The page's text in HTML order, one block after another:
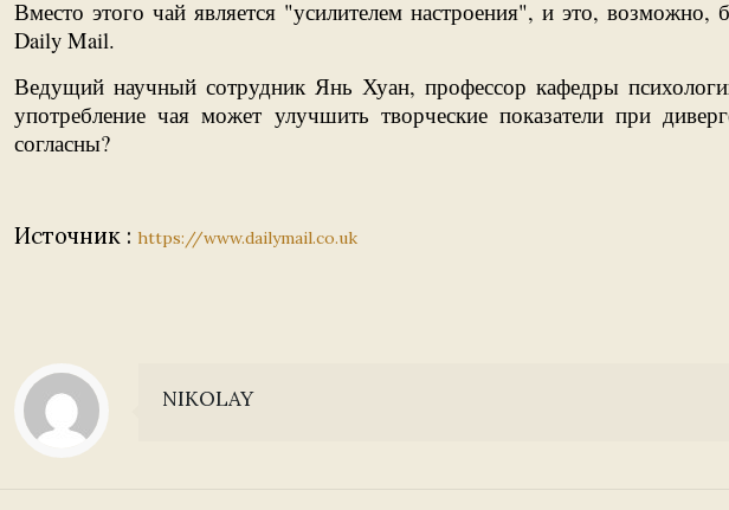
Вместо этого чай является "усилителем настроения", и это,
Daily Mail.
Ведущий научный сотрудник Янь Хуан, профессор кафедры
употребление чая может улучшить творческие показатели при
согласны?
Источник : https://www.dailymail.co.uk
NIKOLAY